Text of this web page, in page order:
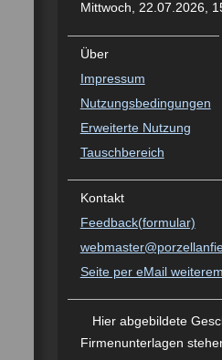
Mittwoch, 22.07.2026,
Über
Impressum
Nutzungsbedingungen
Erweiterte Nutzung
Tauschbereich
Kontakt
Feedback(formular)
Seite per eMail
Hier abgebildete
Firmen­unterlagen